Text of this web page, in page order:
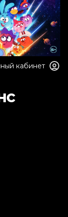
кабинет